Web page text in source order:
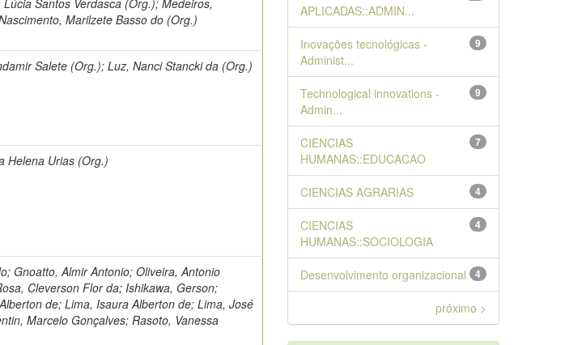
Santos Verdasca (Org.); Medeiros,
Marilzete Basso do (Org.)
Salete (Org.); Luz, Nanci Stancki da (Org.)
Helena Urias (Org.)
Gnoatto, Almir Antonio; Oliveira, Antonio
Cleverson Flor da; Ishikawa, Gerson;
de; Lima, Isaura Alberton de; Lima, José
Marcelo Gonçalves; Rasoto, Vanessa
APLICADAS::ADMIN...
9
Inovações tecnológicas -
Administ...
9
Technological innovations -
Admin...
7
CIENCIAS
HUMANAS::EDUCACAO
4
CIENCIAS AGRARIAS
4
CIENCIAS
HUMANAS::SOCIOLOGIA
4
Desenvolvimento organizacional
próximo >